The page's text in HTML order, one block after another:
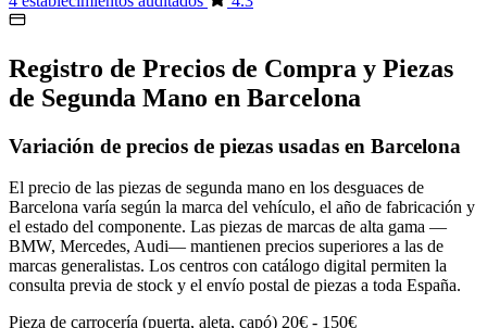
Registro de Precios de Compra y Piezas
de Segunda Mano en Barcelona
Variación de precios de piezas usadas en Barcelona
El precio de las piezas de segunda mano en los desguaces de
Barcelona varía según la marca del vehículo, el año de fabricación y
el estado del componente. Las piezas de marcas de alta gama —
BMW, Mercedes, Audi— mantienen precios superiores a las de
marcas generalistas. Los centros con catálogo digital permiten la
consulta previa de stock y el envío postal de piezas a toda España.
Pieza de carrocería (puerta, aleta, capó) 20€ - 150€